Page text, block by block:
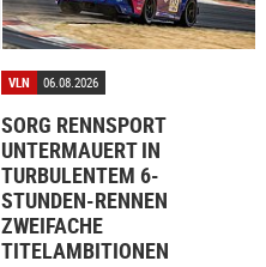
VLN 06.08.2026
SORG RENNSPORT
UNTERMAUERT IN
TURBULENTEM 6-
STUNDEN-RENNEN
ZWEIFACHE
TITELAMBITIONEN